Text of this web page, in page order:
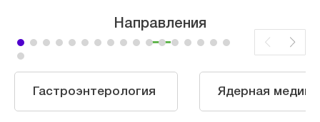
Направления
Гастроэнтерология Ядерная